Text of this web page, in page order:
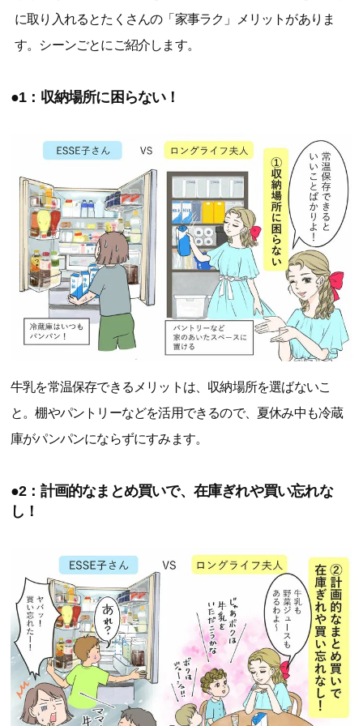
に取り入れるとたくさんの「家事ラク」メリットがありま
す。シーンごとにご紹介します。
●1：収納場所に困らない！
牛乳を常温保存できるメリットは、収納場所を選ばないこ
と。棚やパントリーなどを活用できるので、夏休み中も冷蔵
庫がパンパンにならずにすみます。
●2：計画的なまとめ買いで、在庫ぎれや買い忘れな
し！